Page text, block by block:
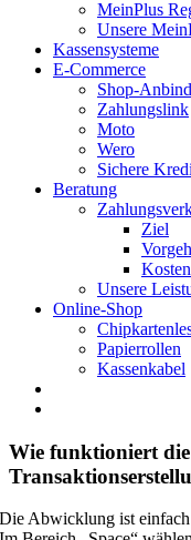
MeinPlus
Unsere
Kassensysteme
E-Commerce
Shop-
Zahlungslink
Moto
Wero
Sichere
Beratung
Ziel
Kosten
Unsere
Online-Shop
Papierrollen
Kassenkabel
Wie funktioniert
Die Abwicklung ist